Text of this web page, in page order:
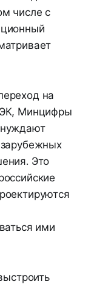
числе с
на
Минцифры
Это
ими